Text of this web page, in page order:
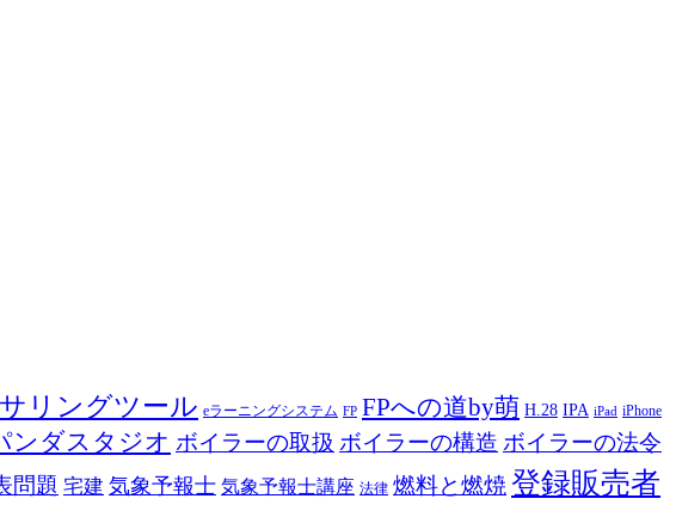
リングツール eラーニングシステム FP FPへの道by萌 H.28 IPA iPad iPhone
ンダスタジオ ボイラーの取扱 ボイラーの構造 ボイラーの法令
問題 宅建 気象予報士 気象予報士講座 法律 燃料と燃焼 登録販売者